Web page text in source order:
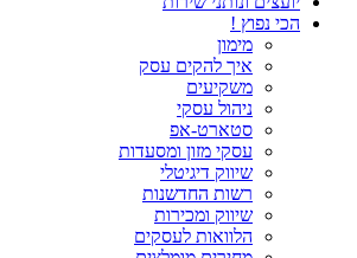
הכי נפוץ !
מימון
איך להקים עסק
משקיעים
ניהול עסקי
סטארט-אפ
עסקי מזון ומסעדות
שיווק דיגיטלי
רשות החדשנות
שיווק ומכירות
הלוואות לעסקים